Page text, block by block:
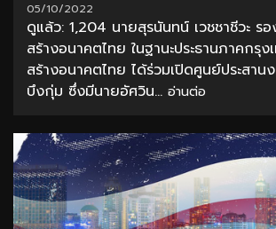
05/10/2022
ดูแล้ว: 1,204 นายสุรนันทน์ เวชชาชีวะ ร
สร้างอนาคตไทย ในฐานะประธานภาคกรุ
สร้างอนาคตไทย ได้ร่วมเปิดศูนย์ประสาน
บึงกุ่ม ซึ่งมีนายอัศวิน... อ่านต่อ